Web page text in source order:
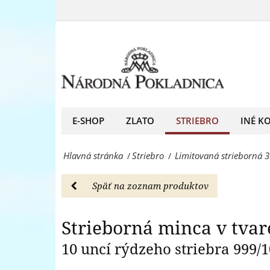
minca
tvare
helmy
Striebro
-
Národná
E-SHOP ZLATO STRIEBRO INÉ
Hlavná stránka /Striebro / Limitovaná strieborná
Späť na zoznam produktov
Strieborná minca v
10 uncí rýdzeho striebra 999/
Striebro
Národná
predný
predajca
mincí